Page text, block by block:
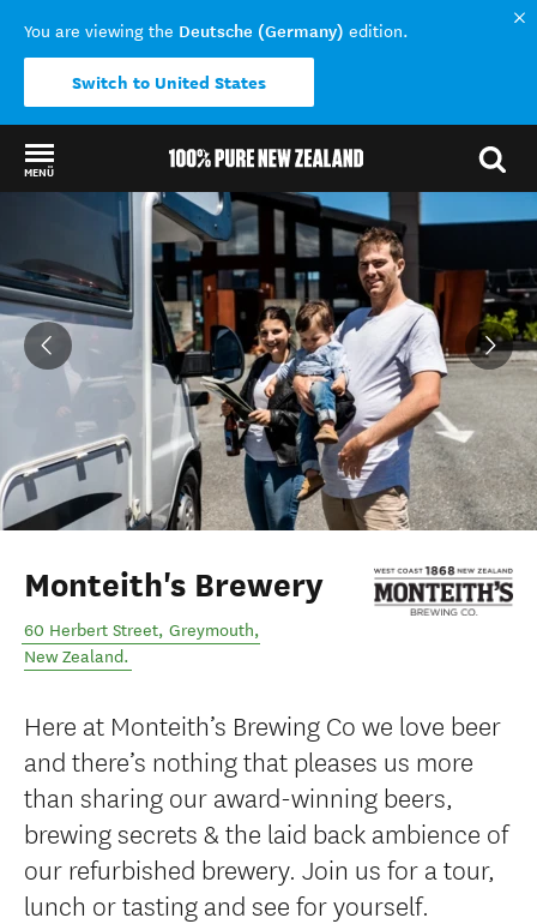
You are viewing the Deutsche (Germany) edition.
Switch to United States
MENÜ
Back to my results
Monteith's Brewery
60 Herbert Street, Greymouth,
New Zealand.
Here at Monteith’s Brewing Co we love beer
and there’s nothing that pleases us more
than sharing our award-winning beers,
brewing secrets & the laid back ambience of
our refurbished brewery. Join us for a tour,
lunch or tasting and see for yourself.